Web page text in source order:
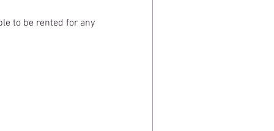
to be rented for any